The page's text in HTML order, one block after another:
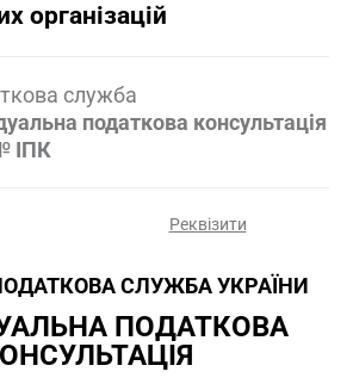
організацій
служба
податкова консультація
ІПК
Реквізити
СЛУЖБА УКРАЇНИ
ПОДАТКОВА